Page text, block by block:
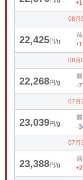
08月
22,425円/g
08月
22,268円/g
-
07月
23,039円/g
-
07月
23,388円/g